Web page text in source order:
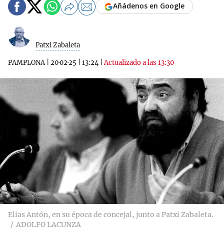
Patxi Zabaleta
PAMPLONA| 20·02·25 13:24 |Actualizado a las 13:30
Añádenos en Google
Elias Antón, en su época de concejal, junto a Patxi Zabaleta.
ADOLFO LACUNZA